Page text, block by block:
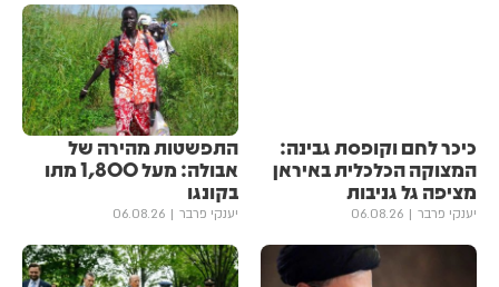
כיכר לחם וקופסת גבינה:
המצוקה הכלכלית באיראן
מציפה גל גניבות
יענקי פרבר 06.08.26
התפשטות מהירה של
אבולה: מעל 1,800 מתו
בקונגו
יענקי פרבר 06.08.26